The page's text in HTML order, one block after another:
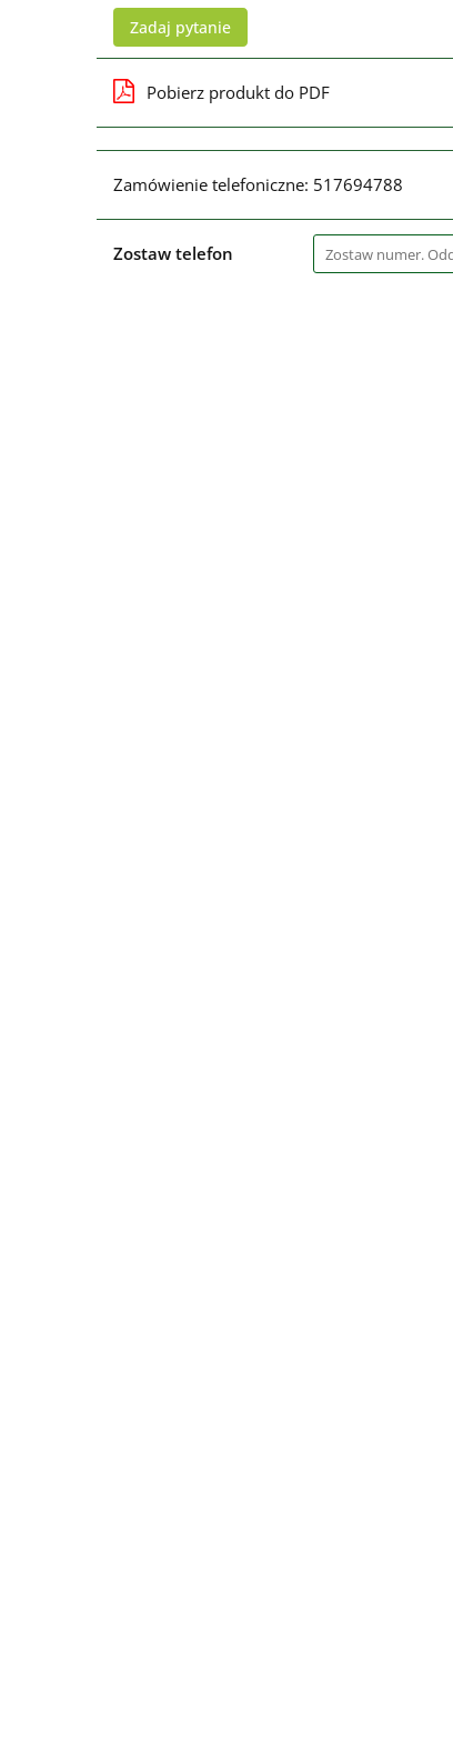
Zadaj pytanie
Pobierz produkt do PDF
Zamówienie telefoniczne: 517694788
Zostaw telefon